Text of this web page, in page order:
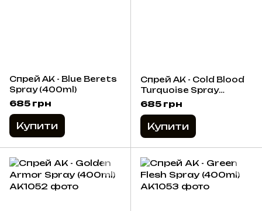
Спрей AK - Blue Berets
Spray (400ml)
685 грн
Купити
Спрей AK - Cold Blood
Turquoise Spray
(400ml)
685 грн
Купити